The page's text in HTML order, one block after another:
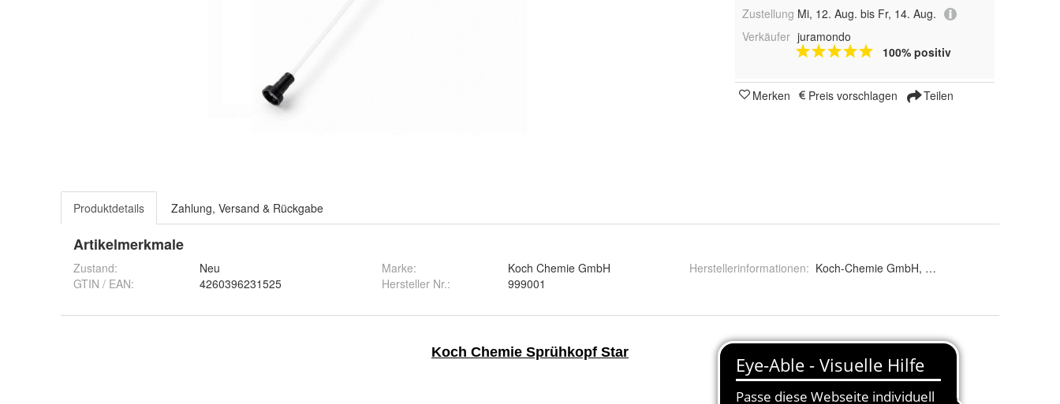
Zustellung Mi, 12. Aug. bis Fr, 14. Aug.
Verkäufer juramondo
100% positiv
Merken Preis vorschlagen Teilen
Produktdetails Zahlung, Versand & Rückgabe
Artikelmerkmale
Zustand:
Neu
GTIN / EAN:
4260396231525
Marke:
Koch Chemie GmbH
Hersteller Nr.:
999001
Herstellerinformationen: Koch-Chemie GmbH, Einsteinstr. 42, 59423